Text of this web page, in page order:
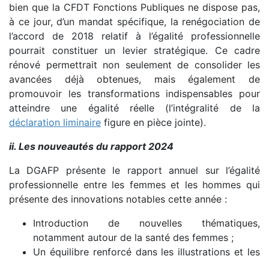
bien que la CFDT Fonctions Publiques ne dispose pas,
à ce jour, d’un mandat spécifique, la renégociation de
l’accord de 2018 relatif à l’égalité professionnelle
pourrait constituer un levier stratégique. Ce cadre
rénové permettrait non seulement de consolider les
avancées déjà obtenues, mais également de
promouvoir les transformations indispensables pour
atteindre une égalité réelle (l’intégralité de la
déclaration liminaire figure en pièce jointe).
ii. Les nouveautés du rapport 2024
La DGAFP présente le rapport annuel sur l’égalité
professionnelle entre les femmes et les hommes qui
présente des innovations notables cette année :
Introduction de nouvelles thématiques,
notamment autour de la santé des femmes ;
Un équilibre renforcé dans les illustrations et les